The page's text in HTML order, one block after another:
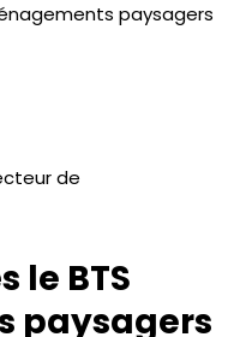
paysagers
de
le BTS
paysagers